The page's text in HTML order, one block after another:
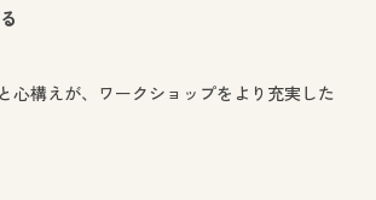
心構えが、ワークショップをより充実した